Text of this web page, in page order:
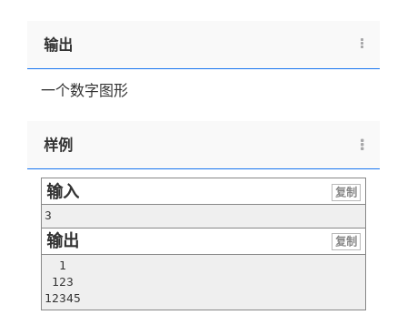
输出
一个数字图形
样例
输入
复制
3
输出
复制
  1
123
12345